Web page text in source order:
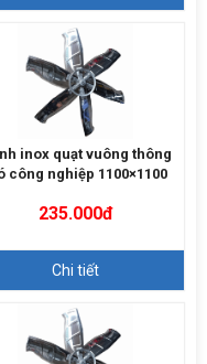
inox quạt vuông thông
công nghiệp 1100×1100
235.000đ
Chi tiết